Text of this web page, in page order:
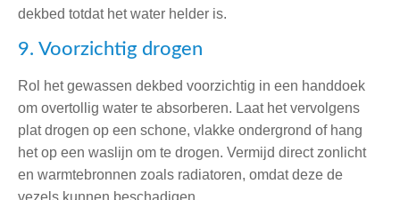
dekbed totdat het water helder is.
9. Voorzichtig drogen
Rol het gewassen dekbed voorzichtig in een handdoek
om overtollig water te absorberen. Laat het vervolgens
plat drogen op een schone, vlakke ondergrond of hang
het op een waslijn om te drogen. Vermijd direct zonlicht
en warmtebronnen zoals radiatoren, omdat deze de